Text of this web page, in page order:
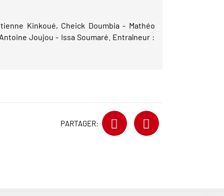
Kinkoué, Cheick Doumbia - Mathéo
Joujou - Issa Soumaré. Entraîneur :
PARTAGER: